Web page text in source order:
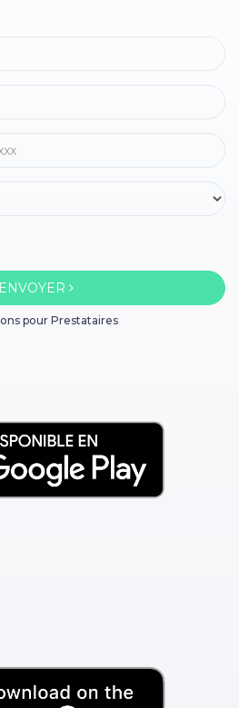
ENVOYER
pour Prestataires